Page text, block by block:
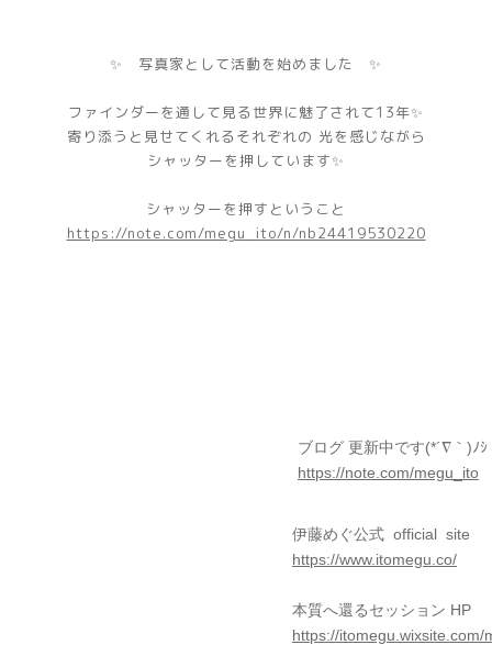
✨ 写真家として活動を始めました ✨
ファインダーを通して見る世界に魅了されて13年✨
寄り添うと見せてくれるそれぞれの 光を感じながら
シャッターを押しています✨
​シャッターを押すということ
https://note.com/megu_ito/n/nb24419530220
ブログ 更新中です(*´∇
https://note.com/megu_ito
伊藤めぐ公式 official site
https://www.itomegu.co/
本質へ還るセッション HP
https://itomegu.wixsite.com/